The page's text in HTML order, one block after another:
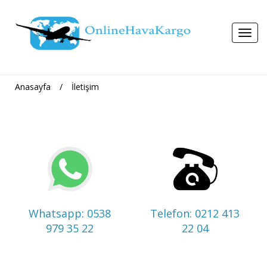
Anasayfa / İletişim
Whatsapp: 0538
979 35 22
Telefon: 0212 413
22 04